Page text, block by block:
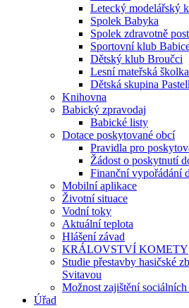
Letecký modelářský
Spolek Babyka
Spolek zdravotně
Sportovní klub
Dětský klub Broučci
Lesní mateřská
Dětská skupina
Knihovna
Babický zpravodaj
Babické listy
Dotace poskytované obcí
Pravidla pro
Žádost o poskytnutí
Finanční vypořádání
Mobilní aplikace
Životní situace
Vodní toky
Aktuální teplota
Hlášení závad
KRÁLOVSTVÍ KOMETY
Studie přestavby hasičské
Svitavou
Možnost zajištění
Úřad